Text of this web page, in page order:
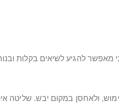
מאפשר להגיע לשיאים בקלות
ולאחסן במקום יבש. שליטה